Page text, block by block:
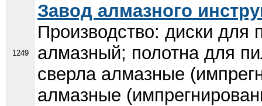
1249
Завод алмазного
Производство: диски для
алмазный; полотна для
сверла алмазные
алмазные